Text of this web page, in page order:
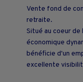
Vente fond de
retraite.
Situé au coeur de
économique
bénéficie d'un
excellente